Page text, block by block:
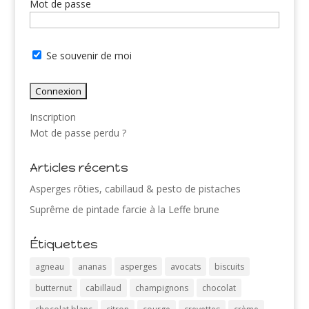
Mot de passe
Se souvenir de moi
Inscription
Mot de passe perdu ?
Articles récents
Asperges rôties, cabillaud & pesto de pistaches
Suprême de pintade farcie à la Leffe brune
Étiquettes
agneau ananas asperges avocats
biscuits
butternut
cabillaud champignons
chocolat